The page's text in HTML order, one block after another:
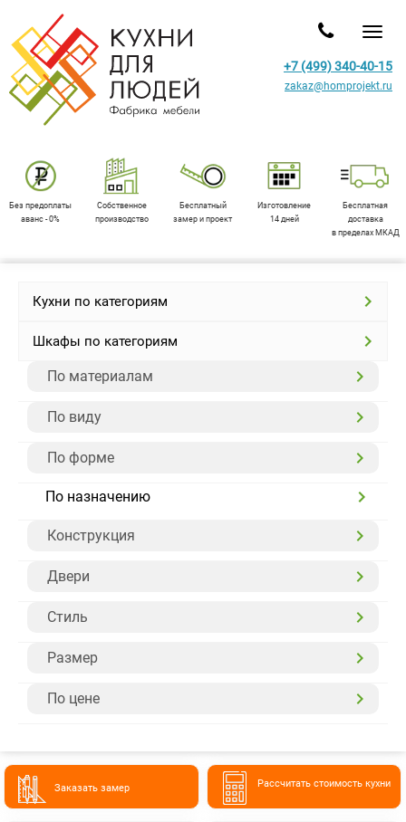
Без предоплаты
аванс - 0%
Собственное
производство
Бесплатный
замер и проект
Изготовление
14 дней
Бесплатная
доставка
в пределах МКАД
+7 (499) 340-40-15
zakaz@homprojekt.ru
Кухни по категориям
Шкафы по категориям
По материалам
По виду
По форме
По назначению
Конструкция
Двери
Стиль
Размер
По цене
Заказать замер Расcчитать стоимость кухни